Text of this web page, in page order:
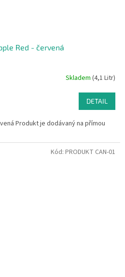
Red - červená
Skladem (4,1 Litr)
DETAIL
Produkt je dodávaný na přímou
Kód: PRODUKT CAN-01